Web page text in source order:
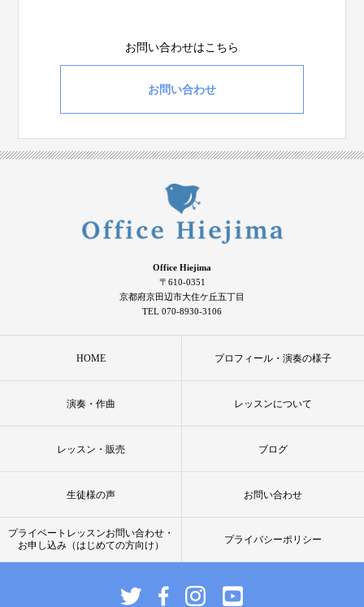
お問い合わせはこちら
お問い合わせ
Office Hiejima
〒610-0351
京都府京田辺市大住ケ丘五丁目
TEL 070-8930-3106
HOME プロフィール・演奏の様子
演奏・作曲 レッスンについて
レッスン・販売 ブログ
生徒様の声 お問い合わせ
プライベートレッスンお問い合わせ・
お申し込み（はじめての方向け）
プライバシーポリシー